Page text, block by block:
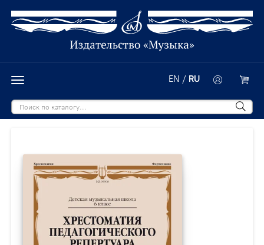
EN / RU